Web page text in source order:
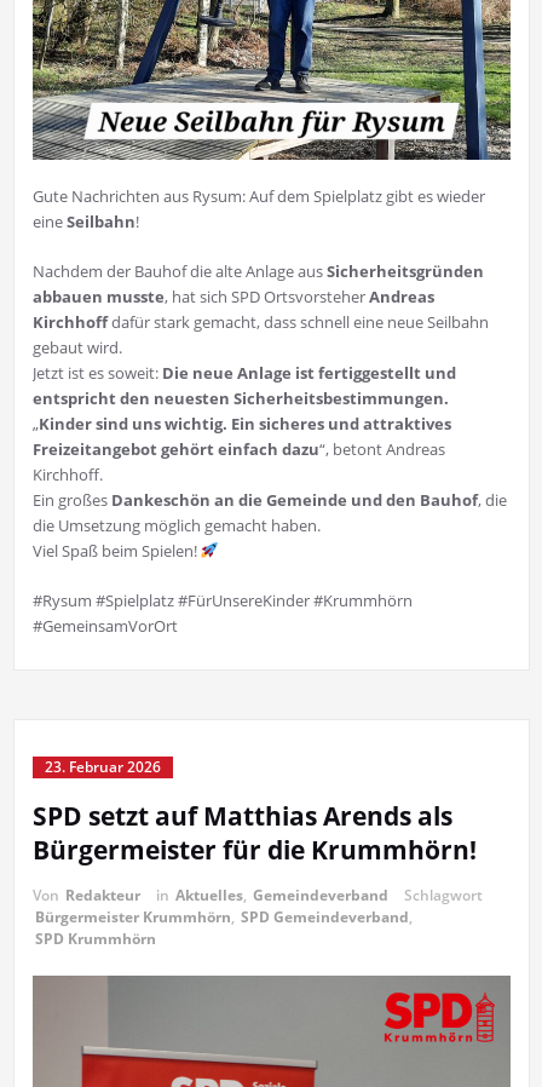
Gute Nachrichten aus Rysum: Auf dem Spielplatz gibt es wieder
eineSeilbahn!
Nachdem der Bauhof die alte Anlage ausSicherheitsgründen
abbauen musste, hat sich SPD OrtsvorsteherAndreas
Kirchhoffdafür stark gemacht, dass schnell eine neue Seilbahn
gebaut wird.
Jetzt ist es soweit: Die neue Anlage ist fertiggestellt und
entspricht den neuesten Sicherheitsbestimmungen.
„Kinder sind uns wichtig. Ein sicheres und attraktives
Freizeitangebot gehört einfach dazu“, betont Andreas
Kirchhoff.
Ein großes Dankeschön an die Gemeinde und den Bauhof, die
die Umsetzung möglich gemacht haben.
Viel Spaß beim Spielen!
#Rysum #Spielplatz #FürUnsereKinder #Krummhörn
#GemeinsamVorOrt
23. Februar 2026
SPD setzt auf Matthias Arends als
Bürgermeister für die Krummhörn!
Von Redakteur in Aktuelles, Gemeindeverband
Schlagwort
Bürgermeister Krummhörn, SPD Gemeindeverband,
SPD Krummhörn